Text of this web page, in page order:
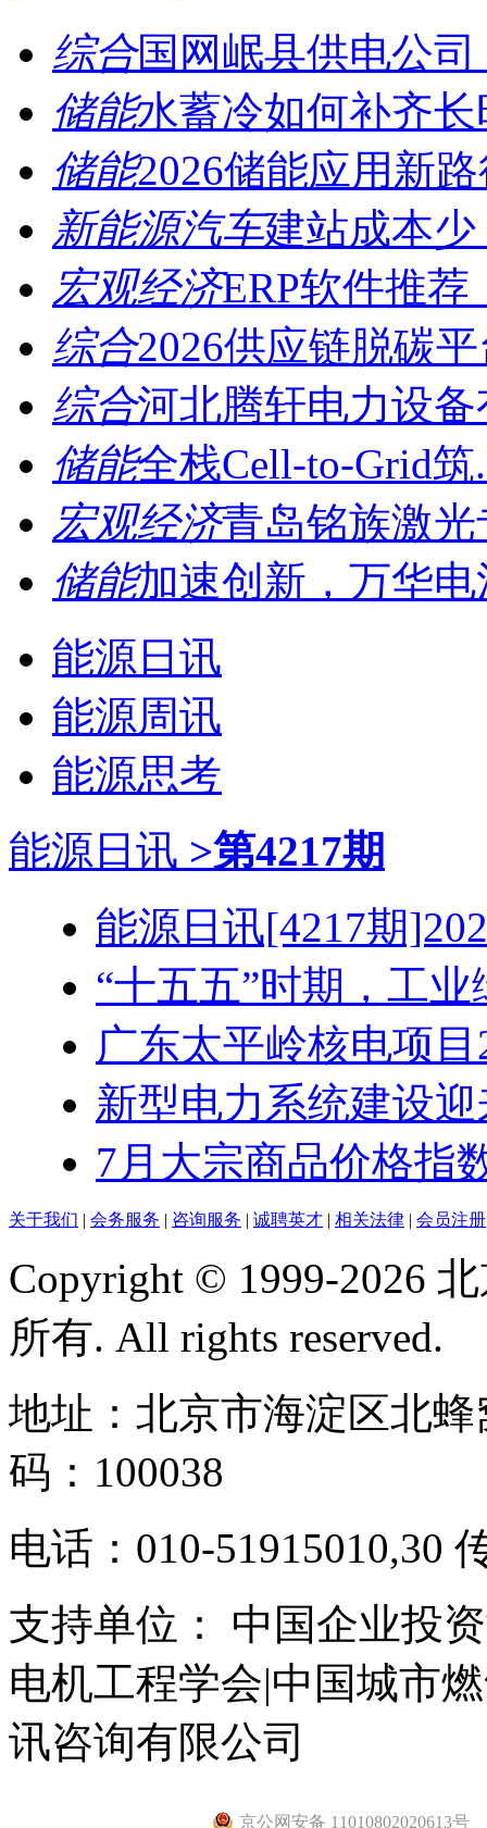
综合国网岷县供电公
储能水蓄冷如何补齐
储能2026储能应用新
新能源汽车建站成本少
宏观经济ERP软件推
综合2026供应链脱碳
综合河北腾轩电力设
储能全栈Cell-to-Grid筑
宏观经济青岛铭族激
储能加速创新，万华
能源日讯
能源周讯
能源思考
能源日讯 >第4217期
能源日讯[4217期
“十五五”时期，工业
广东太平岭核电项
新型电力系统建设迎
7月大宗商品价格指
关于我们 | 会务服务 | 咨询服务 | 诚聘英才 | 相关法律 | 会员注册
Copyright © 1999-2026
所有. All rights reserved.
地址：北京市海淀区北
码：100038
电话：010-51915010,30
支持单位： 中国企业投
电机工程学会|中国城市
讯咨询有限公司
京公网安备 11010802020613号